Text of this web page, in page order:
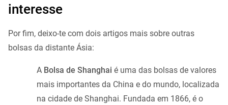
interesse
Por fim, deixo-te com dois artigos mais sobre outras
bolsas da distante Ásia:
A Bolsa de Shanghai é uma das bolsas de valores
mais importantes da China e do mundo, localizada
na cidade de Shanghai. Fundada em 1866, é o